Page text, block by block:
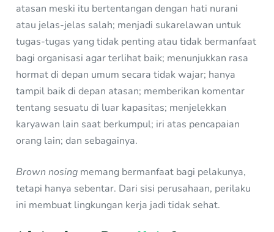
atasan meski itu bertentangan dengan hati nurani
atau jelas-jelas salah; menjadi sukarelawan untuk
tugas-tugas yang tidak penting atau tidak bermanfaat
bagi organisasi agar terlihat baik; menunjukkan rasa
hormat di depan umum secara tidak wajar; hanya
tampil baik di depan atasan; memberikan komentar
tentang sesuatu di luar kapasitas; menjelekkan
karyawan lain saat berkumpul; iri atas pencapaian
orang lain; dan sebagainya.
Brown nosing memang bermanfaat bagi pelakunya,
tetapi hanya sebentar. Dari sisi perusahaan, perilaku
ini membuat lingkungan kerja jadi tidak sehat.